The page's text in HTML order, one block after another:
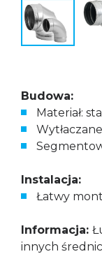
Budowa:
Materiał:
Wytłaczane
Instalacja:
Łatwy
Informacja:
innych